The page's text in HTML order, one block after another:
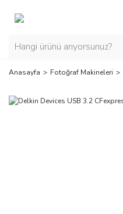
Anasayfa Fotoğraf Makineleri